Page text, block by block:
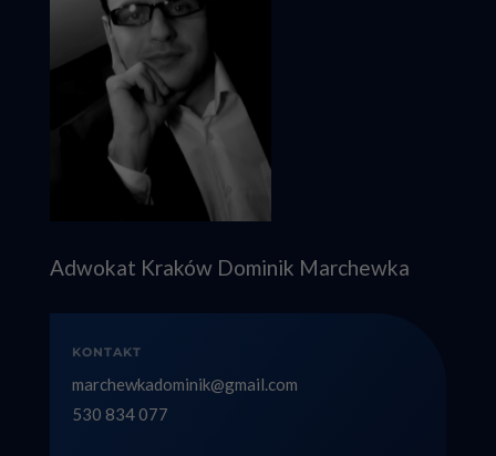
Adwokat Kraków Dominik Marchewka
KONTAKT
marchewkadominik@gmail.com
530 834 077